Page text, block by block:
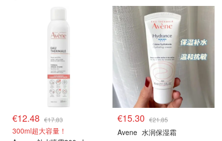
€12.48 €17.83
300ml超大容量！
€15.30 €21.85
Avene 水润保湿霜